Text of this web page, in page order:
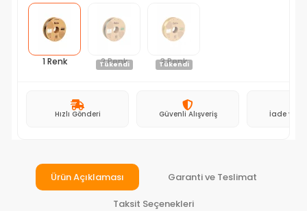
1 Renk 2 Renk
Tükendi 3 Renk
Tükendi
Hızlı Gönderi Güvenli Alışveriş İade ve
Ürün Açıklaması Garanti ve Teslimat
Taksit Seçenekleri